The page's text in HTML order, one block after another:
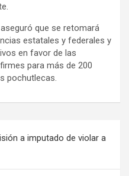
que se retomará
estatales y federales y
en favor de las
para más de 200
pochutlecas.
a imputado de violar a